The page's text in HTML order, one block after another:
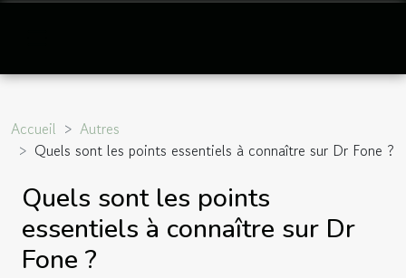
Accueil
Autres
Quels sont les points essentiels à connaître sur Dr Fone ?
Quels sont les points
essentiels à connaître sur Dr
Fone ?